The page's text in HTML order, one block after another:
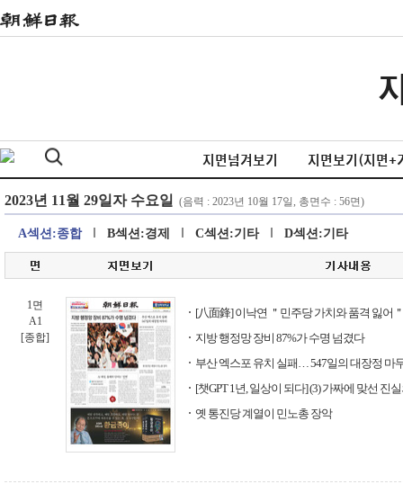
지면넘겨보기 지면보기(지면+
A섹션:종합 B섹션:경제 C섹션:기타 D섹션:기타
1면
A1
[종합]
[八面鋒] 이낙연 ＂민주당 가치와 품격 잃어
지방 행정망 장비 87%가 수명 넘겼다
부산 엑스포 유치 실패… 547일의 대장정 마
[챗GPT 1년, 일상이 되다] (3) 가짜에 맞선 진
옛 통진당 계열이 민노총 장악